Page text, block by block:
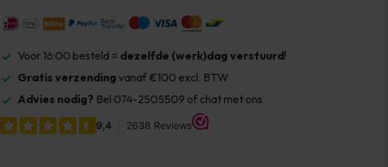
Voor 16:00 besteld = dezelfde (werk)dag verstuurd!
Gratis verzending vanaf €100 excl. BTW
Advies nodig? Bel 074-2505509 of chat met ons